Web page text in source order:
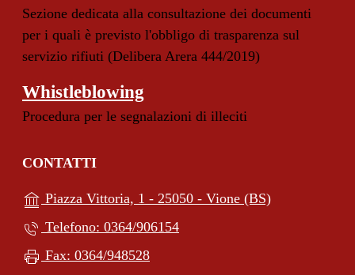
Sezione dedicata alla consultazione dei documenti
per i quali è previsto l'obbligo di trasparenza sul
servizio rifiuti (Delibera Arera 444/2019)
Whistleblowing
Procedura per le segnalazioni di illeciti
CONTATTI
Piazza Vittoria, 1 - 25050 - Vione (BS)
Telefono: 0364/906154
Fax: 0364/948528